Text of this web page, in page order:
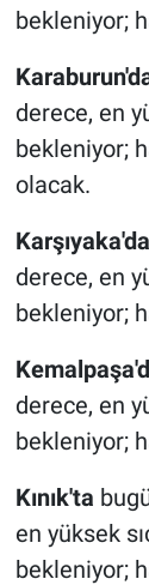
bekleniyor;
derece, en
bekleniyor;
olacak.
Karşıyaka'da
derece, en
bekleniyor;
derece, en
bekleniyor;
Kınık'ta
en yüksek
bekleniyor;